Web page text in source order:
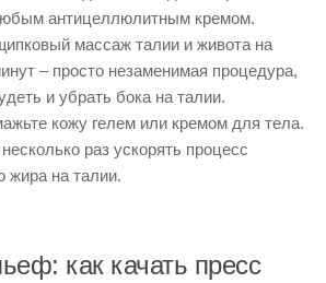
антицеллюлитным кремом.
массаж талии и живота на
– просто незаменимая процедура,
и убрать бока на талии.
кожу гелем или кремом для тела.
раз ускорять процесс
жира на талии.
как качать пресс